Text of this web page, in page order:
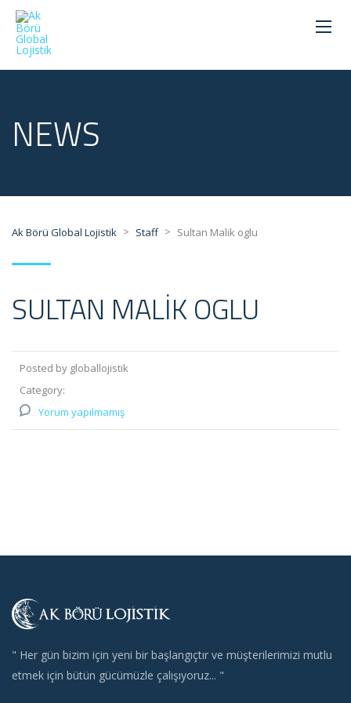
NEWS
Ak Börü Global Lojistik > Staff > Sultan Malik oglu
SULTAN MALIK OGLU
Posted by globallojistik
Category:
Yorum yapılmamış
" Her gün bizim için yeni bir başlangıçtır ve müşterilerimizi mutlu
etmek için bütün gücümüzle çalışıyoruz... "